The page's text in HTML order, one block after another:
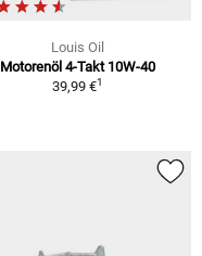
Louis Oil
Motorenöl 4-Takt 10W-40
39,99 €1